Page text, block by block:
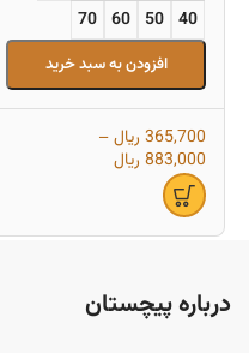
40
50
60
70
افزودن به سبد خرید
365,700 ریال–
883,000 ریال
درباره پیچستان